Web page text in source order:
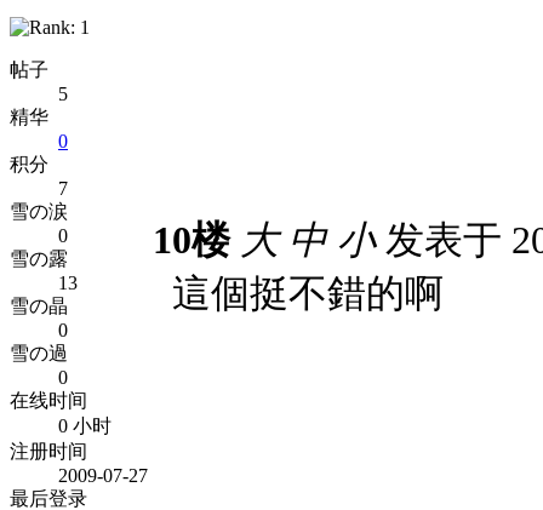
帖子
5
精华
0
积分
7
雪の涙
0
雪の露
13
雪の晶
0
雪の過
0
在线时间
0 小时
注册时间
2009-07-27
最后登录
10楼 大 中 小发表于
這個挺不錯的啊